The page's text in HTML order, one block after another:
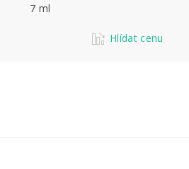
7 ml
Hlídat cenu